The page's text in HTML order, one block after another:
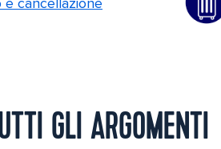
GLI ARGOMENTI